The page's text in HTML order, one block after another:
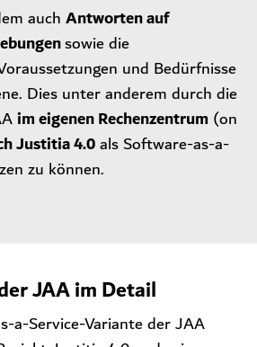
auchAntworten auf
sowie die
und Bedürfnisse
Dies unter anderem durch die
im eigenen Rechenzentrum (on
Justitia 4.0als Software-as-a-
zu können.
JAA im Detail
a-Service-Variante der JAA